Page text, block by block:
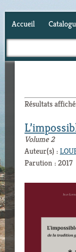
Accueil
Résultats
Volume 2
Auteur(s) :
Parution : 2017